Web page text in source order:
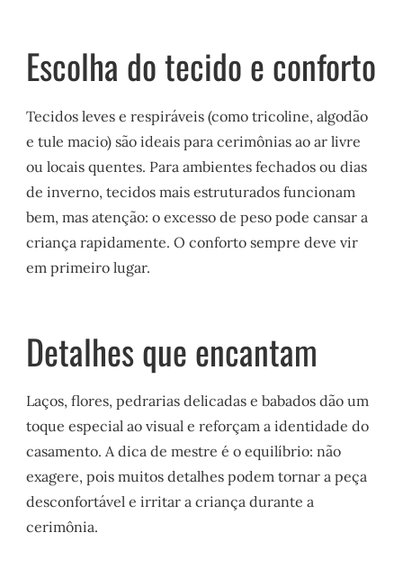
Escolha do tecido e conforto
Tecidos leves e respiráveis (como tricoline, algodão
e tule macio) são ideais para cerimônias ao ar livre
ou locais quentes. Para ambientes fechados ou dias
de inverno, tecidos mais estruturados funcionam
bem, mas atenção: o excesso de peso pode cansar a
criança rapidamente. O conforto sempre deve vir
em primeiro lugar.
Detalhes que encantam
Laços, flores, pedrarias delicadas e babados dão um
toque especial ao visual e reforçam a identidade do
casamento. A dica de mestre é o equilíbrio: não
exagere, pois muitos detalhes podem tornar a peça
desconfortável e irritar a criança durante a
cerimônia.